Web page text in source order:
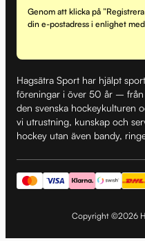
Genom att klicka på
din e-postadress i enlighet
Hagsätra Sport har hjälpt
föreningar i över 50 år –
den svenska hockeykulturen
vi utrustning, kunskap och
hockey utan även bandy,
Copyright ©2026